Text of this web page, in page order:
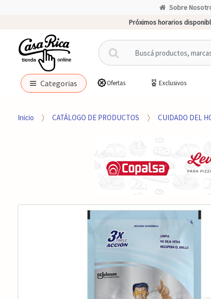
Sobre
Próximos horarios
B
u
c
p
Categorias Ofertas Exclusivos
Inicio CATÁLOGO DE PRODUCTOS CUIDADO DEL